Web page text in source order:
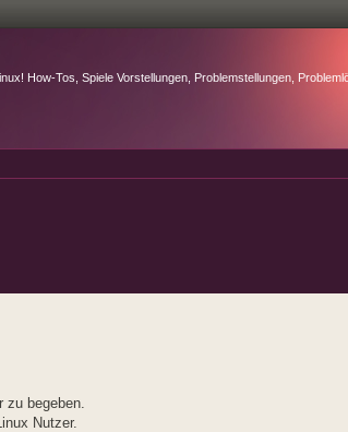
How-Tos, Spiele Vorstellungen, Problemstellungen,
begeben.
Nutzer.